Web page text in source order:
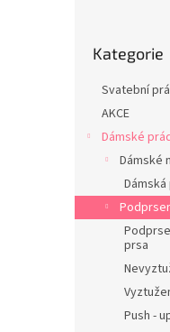
a
n
kategorie
Kategorie
Svatební
AKCE
Dámské
Dámské
prsa
Push -